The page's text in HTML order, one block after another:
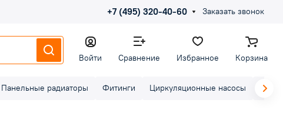
+7 (495) 320-40-60 Заказать звонок
Войти Сравнение Избранное Корзина
Панельные радиаторы Фитинги Циркуляционные насосы